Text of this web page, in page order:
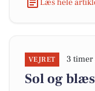
VEJRET 3 timer
Sol og